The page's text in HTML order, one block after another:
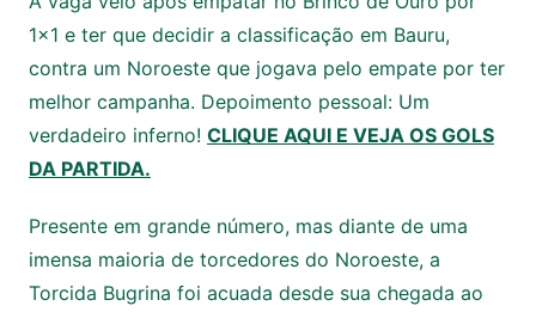
1×1 e ter que decidir a classificação em Bauru,
contra um Noroeste que jogava pelo empate por ter
melhor campanha. Depoimento pessoal: Um
verdadeiro inferno! CLIQUE AQUI E VEJA OS GOLS
DA PARTIDA.
Presente em grande número, mas diante de uma
imensa maioria de torcedores do Noroeste, a
Torcida Bugrina foi acuada desde sua chegada ao